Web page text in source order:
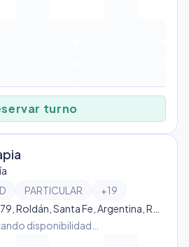
turno
PARTICULAR +19
disponibilidad…